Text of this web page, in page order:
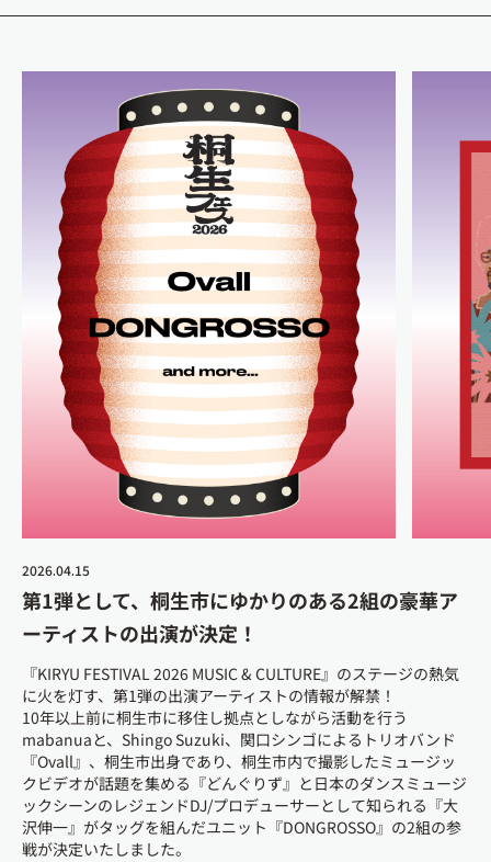
2026.04.15
第1弾として、桐生市にゆかりのある2組の豪華ア
ーティストの出演が決定！
『KIRYU FESTIVAL 2026 MUSIC & CULTURE』のステージの熱気
に火を灯す、第1弾の出演アーティストの情報が解禁！
10年以上前に桐生市に移住し拠点としながら活動を行う
mabanuaと、Shingo Suzuki、関口シンゴによるトリオバンド
『Ovall』、桐生市出身であり、桐生市内で撮影したミュージッ
クビデオが話題を集める『どんぐりず』と日本のダンスミュージ
ックシーンのレジェンドDJ/プロデューサーとして知られる『大
沢伸一』がタッグを組んだユニット『DONGROSSO』の2組の参
戦が決定いたしました。